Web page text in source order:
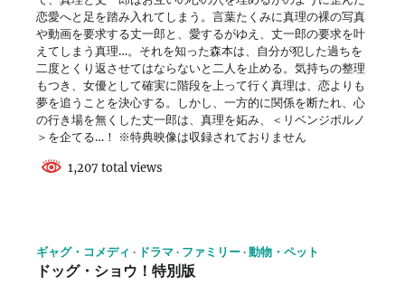
恋愛へと足を踏み入れてしまう。言葉たくみに真理の裸の写真
や動画を要求する丈一郎と、愛するがゆえ、丈一郎の要求を叶
えてしまう真理…。それを知った森本は、自分が犯した過ちを
二度とくり返させてはならないと二人を止める。気持ちの整理
もつき、女優として確実に階段を上って行く真理は、恋よりも
夢を追うことを決心する。しかし、一方的に関係を断たれ、心
の行き場を無くした丈一郎は、真理を妬み、＜リベンジポルノ
＞を企てる…！ ※特典映像は収録されておりません
1,207 total views
ギャグ・コメディ ドラマ ファミリー 動物・ペット
ドッグ・ショウ！特別版